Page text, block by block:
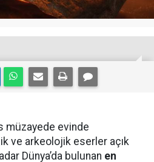
müzayede evinde
ve arkeolojik eserler açık
Dünya’da bulunan en